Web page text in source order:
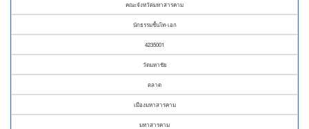
คณะจังหวัดมหาสารคาม
นักธรรมชั้นโท-เอก
4235001
วัดมหาชัย
ตลาด
เมืองมหาสารคาม
มหาสารคาม